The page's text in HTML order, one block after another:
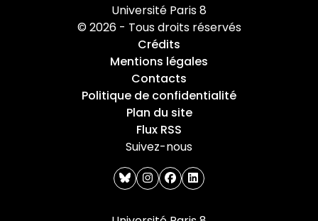
Université Paris 8
© 2026 - Tous droits réservés
Crédits
Mentions légales
Contacts
Politique de confidentialité
Plan du site
Flux RSS
Suivez-nous
blueskyinstagram
facebook
linkedin